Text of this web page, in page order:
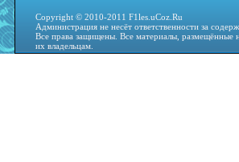
Copyright © 2010-2011 F1les.uCoz.Ru
Администрация не несёт ответственности за
Все права защищены. Все материалы, размещённые
их владельцам.